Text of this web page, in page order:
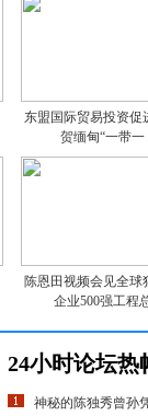
东盟国际贸易投资促
贺缅甸“一带一
陈恩田视频会见全球
企业500强工程
24小时论坛热
神秘的陈独秀曾孙